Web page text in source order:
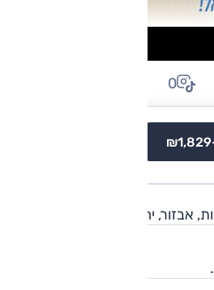
₪1,829
0
אבזור, יחידת כוח.